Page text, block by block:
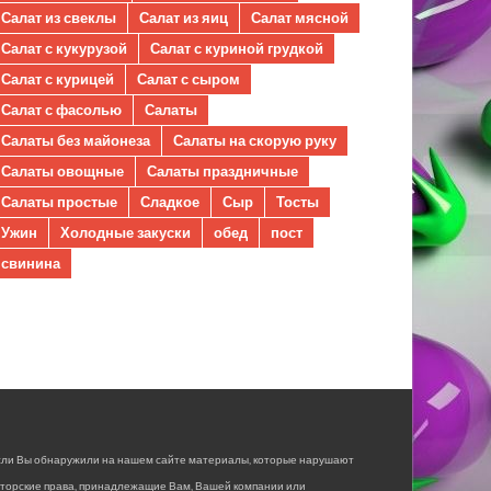
Салат из свеклы Салат из яиц
Салат мясной
Салат с кукурузой
Салат с куриной грудкой
Салат с курицей
Салат с сыром
Салат с фасолью
Салаты
Салаты без майонеза
Салаты на скорую руку
Салаты овощные
Салаты праздничные
Салаты простые
Сладкое Сыр
Тосты
Ужин
Холодные закуски обед
пост
свинина
Вы обнаружили на нашем сайте материалы, которые нарушают
права, принадлежащие Вам, Вашей компании или